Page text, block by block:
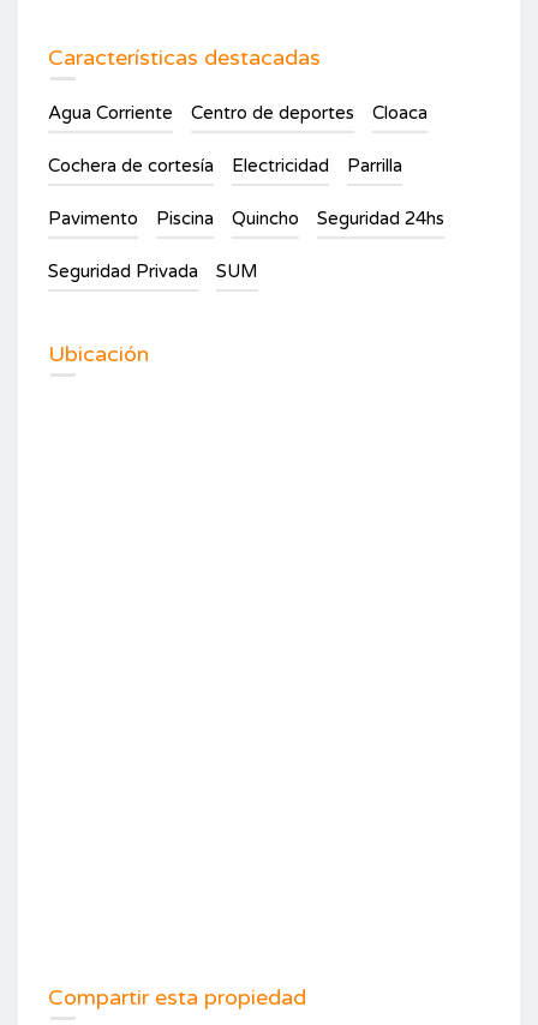
Características destacadas
Agua Corriente Centro de deportes Cloaca
Cochera de cortesía Electricidad Parrilla
Pavimento Piscina Quincho Seguridad 24hs
Seguridad Privada SUM
Ubicación
Compartir esta propiedad